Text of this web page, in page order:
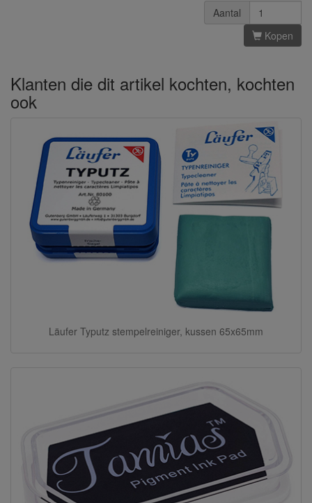
Aantal
Kopen
Klanten die dit artikel kochten, kochten
ook
Läufer Typutz stempelreiniger, kussen 65x65mm